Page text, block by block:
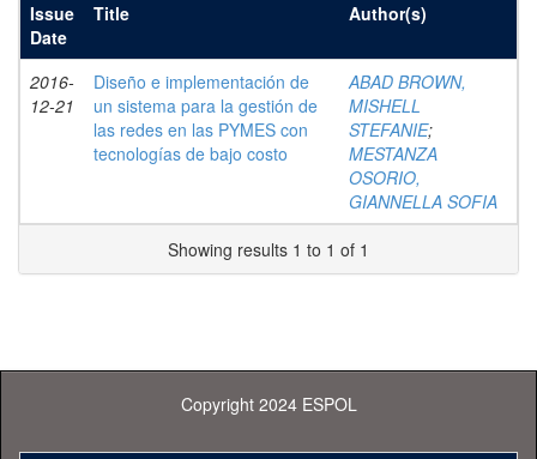
Issue
Date
Title Author(s)
2016-
12-21
Diseño e implementación de
un sistema para la gestión de
las redes en las PYMES con
tecnologías de bajo costo
ABAD BROWN,
MISHELL
STEFANIE;
MESTANZA
OSORIO,
GIANNELLA SOFIA
Showing results 1 to 1 of 1
Copyright 2024 ESPOL